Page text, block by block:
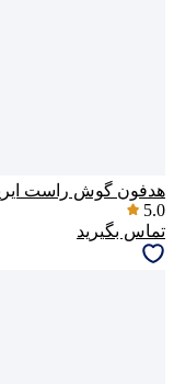
هدفون گوش راست
5.0
تماس بگیرید